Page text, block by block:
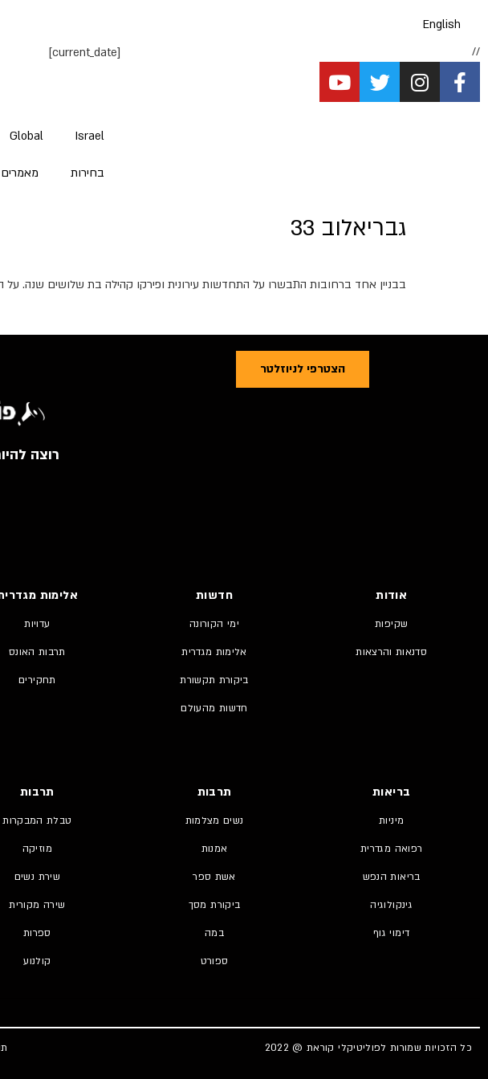
English
//
[current_date]
Israel
Global
בחירות מאמרים
גבריאלוב 33
בבניין אחד ברחובות התבשרו על התחדשות עירונית ופירקו קהילה בת שלושים שנה.
הצטרפי לניוזלטר
רוצה
אודות
שקיפות
סדנאות והרצאות
חדשות
ימי הקורונה
אלימות מגדרית
ביקורת תקשורת
חדשות מהעולם
אלימות
עדויות
תרבות האונס
תחקירים
בריאות
מיניות
רפואה מגדרית
בריאות הנפש
גינקולוגיה
דימוי גוף
תרבות
נשים מצלמות
אמנות
אשת ספר
ביקורת מסך
במה
ספורט
תרבות
טבלת המבקרות
מוזיקה
שירת נשים
שירה מקורית
ספרות
קולנוע
כל הזכויות שמורות לפוליטיקלי קוראת @ 2022